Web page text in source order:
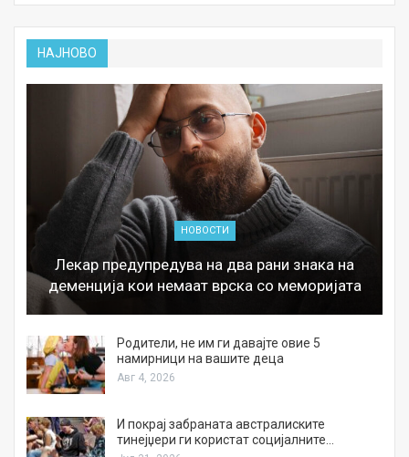
НАЈНОВО
НОВОСТИ
Лекар предупредува на два рани знака на
деменција кои немаат врска со меморијата
Родители, не им ги давајте овие 5
намирници на вашите деца
Авг 4, 2026
И покрај забраната австралиските
тинејџери ги користат социјалните…